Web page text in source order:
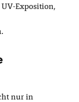
Exposition,
nur in